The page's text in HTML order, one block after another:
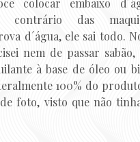
colocar embaixo
contrário das
d´água, ele sai todo.
nem de passar sabão,
à base de óleo ou
100% do
foto, visto que não